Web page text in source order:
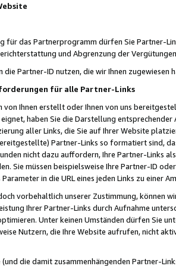
für das Partnerprogramm dürfen Sie Partner-
und Abgrenzung der
die Partner-ID nutzen, die wir Ihnen zugewiesen
für alle Partner-Links
von Ihnen erstellt oder Ihnen von uns
haben Sie die Darstellung
aller Links, die Sie auf Ihrer Website
Partner-Links so formatiert sind,
nicht dazu auffordern, Ihre Partner-Links
Sie müssen beispielsweise Ihre Partner-ID
in die URL eines jeden Links zu einer
vorbehaltlich unserer Zustimmung, können
Ihrer Partner-Links durch Aufnahme
Unter keinen Umständen dürfen Sie
Nutzern, die Ihre Website aufrufen, nicht
die damit zusammenhängenden Partner-